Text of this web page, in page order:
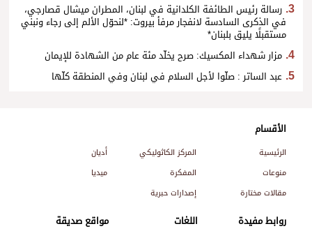
رسالة رئيس الطائفة الكلدانية في لبنان، المطران ميشال قصارجي،
في الذكرى السادسة لانفجار مرفأ بيروت: *لنحوّل الألم إلى رجاء ونبني
مستقبلًا يليق بلبنان*
مزار شهداء المكسيك: صرح يخلّد مئة عام من الشهادة للإيمان
عبد الساتر : صلّوا لأجل السلام في لبنان وفي المنطقة كلّها
الأقسام
الرئيسية المركز الكاثوليكي
أديان
منوعات
المفكرة
ميديا
مقالات مختارة
إصدارات حبرية
روابط مفيدة اللغات مواقع صديقة